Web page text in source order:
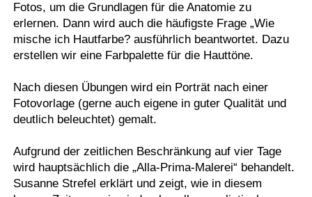
Fotos, um die Grundlagen für die Anatomie zu
erlernen. Dann wird auch die häufigste Frage „Wie
mische ich Hautfarbe? ausführlich beantwortet. Dazu
erstellen wir eine Farbpalette für die Hauttöne.
Nach diesen Übungen wird ein Porträt nach einer
Fotovorlage (gerne auch eigene in guter Qualität und
deutlich beleuchtet) gemalt.
Aufgrund der zeitlichen Beschränkung auf vier Tage
wird hauptsächlich die „Alla-Prima-Malerei“ behandelt.
Susanne Strefel erklärt und zeigt, wie in diesem